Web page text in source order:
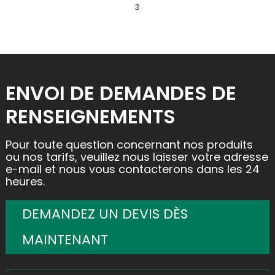
3
ENVOI DE DEMANDES DE
RENSEIGNEMENTS
Pour toute question concernant nos produits
ou nos tarifs, veuillez nous laisser votre adresse
e-mail et nous vous contacterons dans les 24
heures.
DEMANDEZ UN DEVIS DÈS
MAINTENANT